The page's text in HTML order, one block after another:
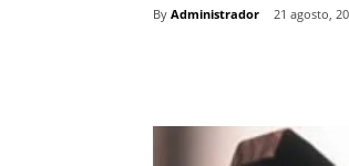
By Administrador 21 agosto,